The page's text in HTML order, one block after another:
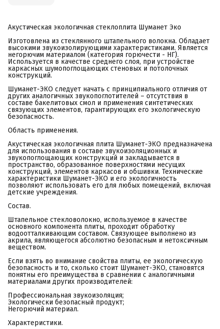
Акустическая экологичная стеклоплита Шуманет Эко
Изготовлена из стеклянного штапельного волокна. Обладает
высокими звукоизолирующими характеристиками. Является
негорючим материалом (категория горючести - НГ).
Используется в качестве среднего слоя, при устройстве
каркасных шумопоглощающих стеновых и потолочных
конструкций.
Шуманет-ЭКО следует начать с принципиального отличия от
других аналогичных звукопоглотителей – отсутствия в
составе бакелитовых смол и применения синтетических
связующих элементов, гарантирующих его экологическую
безопасность.
Область применения.
Акустическая экологичная плита Шуманет-ЭКО предназначена
для использования в составе звукоизоляционных и
звукопоглощающих конструкций и закладывается в
пространство, образованное поверхностями несущих
конструкций, элементов каркасов и обшивки. Технические
характеристики Шуманет-ЭКО и его экологичность
позволяют использовать его для любых помещений, включая
детские учреждения.
Состав.
Штапельное стекловолокно, используемое в качестве
основного компонента плиты, проходит обработку
водоотталкивающим составом. Связующее выполнено из
акрила, являющегося абсолютно безопасным и нетоксичным
веществом.
Если взять во внимание свойства плиты, ее экологическую
безопасность и то, сколько стоит Шуманет-ЭКО, становятся
понятны его преимущества в сравнении с аналогичными
материалами других производителей:
Профессиональная звукоизоляция;
Экологически безопасный продукт;
Негорючий материал.
Характеристики.